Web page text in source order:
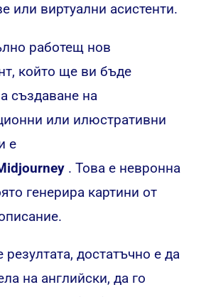
или виртуални асистенти.
работещ нов
който ще ви бъде
създаване на
или илюстративни
е
. Това е невронна
генерира картини от
резултата, достатъчно е да
на английски, да го